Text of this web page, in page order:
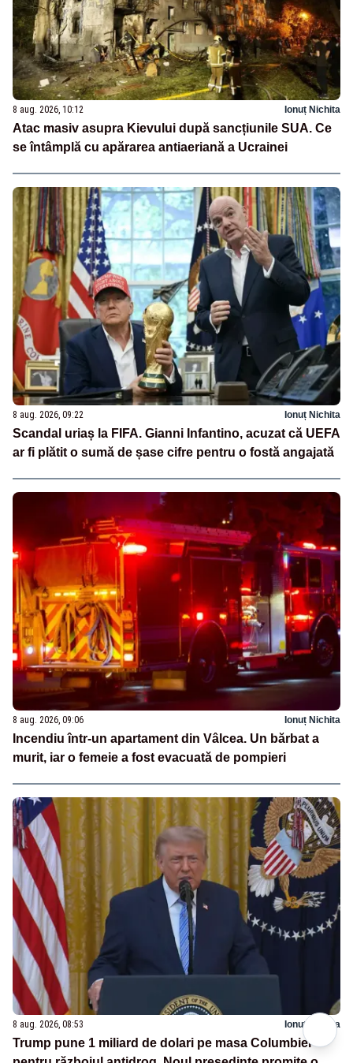
8 aug. 2026, 10:12 Ionuț Nichita
Atac masiv asupra Kievului după sancțiunile SUA. Ce
se întâmplă cu apărarea antiaeriană a Ucrainei
8 aug. 2026, 09:22 Ionuț Nichita
Scandal uriaș la FIFA. Gianni Infantino, acuzat că UEFA
ar fi plătit o sumă de șase cifre pentru o fostă angajată
8 aug. 2026, 09:06 Ionuț Nichita
Incendiu într-un apartament din Vâlcea. Un bărbat a
murit, iar o femeie a fost evacuată de pompieri
8 aug. 2026, 08:53 Ionuț Nichita
Trump pune 1 miliard de dolari pe masa Columbiei